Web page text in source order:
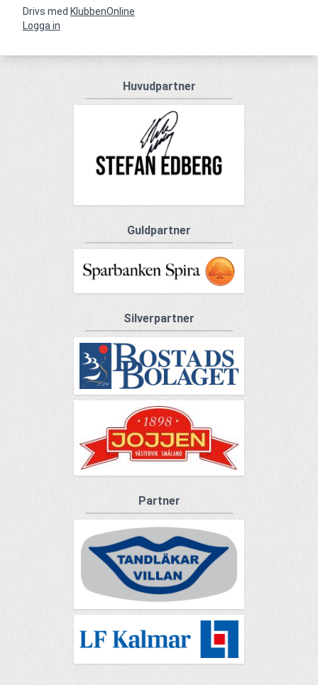
Drivs med KlubbenOnline
Logga in
Huvudpartner
Guldpartner
Silverpartner
Partner